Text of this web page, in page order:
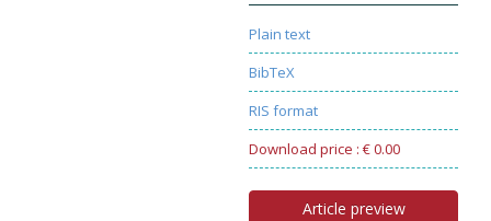
Plain text
BibTeX
RIS format
Download price : € 0.00
Article preview